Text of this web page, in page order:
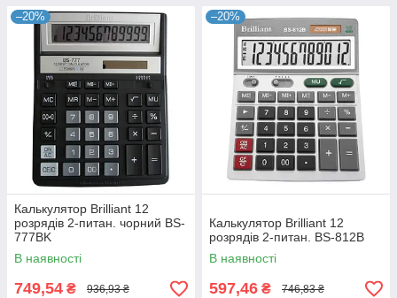
–20%
Калькулятор Brilliant 12
розрядів 2-питан. чорний BS-
777BK
В наявності
749,54 ₴ 936,93 ₴
–20%
Калькулятор Brilliant 12
розрядів 2-питан. BS-812В
В наявності
597,46 ₴ 746,83 ₴